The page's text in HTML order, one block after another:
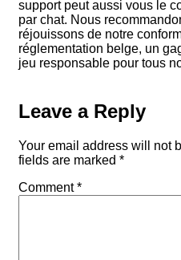
support peut aussi vous le
par chat. Nous
réjouissons de notre
réglementation belge, un
jeu responsable pour tous
Leave a Reply
Your email address will not
fields are marked *
Comment*